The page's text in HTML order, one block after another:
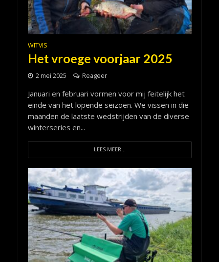
WITVIS
Het vroege voorjaar 2025
2 mei 2025 Reageer
Januari en februari vormen voor mij feitelijk het
einde van het lopende seizoen. We vissen in die
maanden de laatste wedstrijden van de diverse
winterseries en...
LEES MEER...